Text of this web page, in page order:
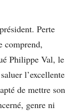
Perte
comprend,
Philippe Val, le
l’excellente
de mettre son
genre ni